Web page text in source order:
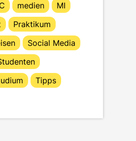
medien
MI
Praktikum
Social Media
Tipps